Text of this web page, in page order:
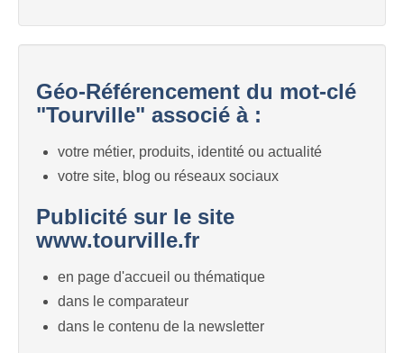
Géo-Référencement du mot-clé
"Tourville" associé à :
votre métier, produits, identité ou actualité
votre site, blog ou réseaux sociaux
Publicité sur le site
www.tourville.fr
en page d'accueil ou thématique
dans le comparateur
dans le contenu de la newsletter